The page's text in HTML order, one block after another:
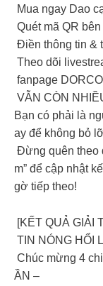
Mua ngay Dao
Quét mã QR
Điền thông tin &
Theo dõi
fanpage
VẪN CÒN
Bạn có phải là
ay để không bỏ
Đừng quên theo
m” để cập nhật
gờ tiếp theo!
[KẾT QUẢ GIẢI
TIN NÓNG HỔI
Chúc mừng 4
ẦN –